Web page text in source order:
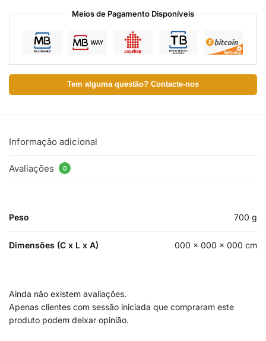
Meios de Pagamento Disponíveis
Tem alguma questão? Contacte-nos
Informação adicional
Avaliações 0
Peso 700 g
Dimensões (C x L x A) 000 × 000 × 000 cm
Ainda não existem avaliações.
Apenas clientes com sessão iniciada que compraram este
produto podem deixar opinião.